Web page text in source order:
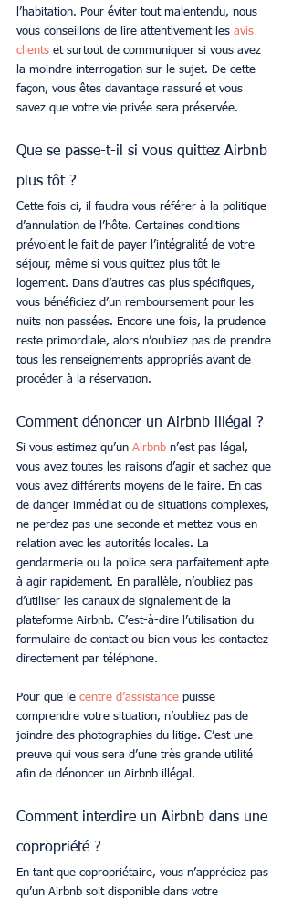
l’habitation. Pour éviter tout malentendu, nous
vous conseillons de lire attentivement les avis
clients et surtout de communiquer si vous avez
la moindre interrogation sur le sujet. De cette
façon, vous êtes davantage rassuré et vous
savez que votre vie privée sera préservée.
Que se passe-t-il si vous quittez Airbnb
plus tôt ?
Cette fois-ci, il faudra vous référer à la politique
d’annulation de l’hôte. Certaines conditions
prévoient le fait de payer l’intégralité de votre
séjour, même si vous quittez plus tôt le
logement. Dans d’autres cas plus spécifiques,
vous bénéficiez d’un remboursement pour les
nuits non passées. Encore une fois, la prudence
reste primordiale, alors n’oubliez pas de prendre
tous les renseignements appropriés avant de
procéder à la réservation.
Comment dénoncer un Airbnb illégal ?
Si vous estimez qu’un Airbnb n’est pas légal,
vous avez toutes les raisons d’agir et sachez que
vous avez différents moyens de le faire. En cas
de danger immédiat ou de situations complexes,
ne perdez pas une seconde et mettez-vous en
relation avec les autorités locales. La
gendarmerie ou la police sera parfaitement apte
à agir rapidement. En parallèle, n’oubliez pas
d’utiliser les canaux de signalement de la
plateforme Airbnb. C’est-à-dire l’utilisation du
formulaire de contact ou bien vous les contactez
directement par téléphone.
Pour que le centre d’assistance puisse
comprendre votre situation, n’oubliez pas de
joindre des photographies du litige. C’est une
preuve qui vous sera d’une très grande utilité
afin de dénoncer un Airbnb illégal.
Comment interdire un Airbnb dans une
copropriété ?
En tant que copropriétaire, vous n’appréciez pas
qu’un Airbnb soit disponible dans votre